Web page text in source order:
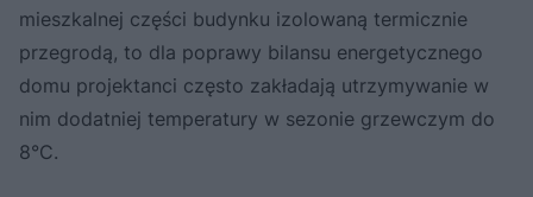
mieszkalnej części budynku izolowaną termicznie
przegrodą, to dla poprawy bilansu energetycznego
domu projektanci często zakładają utrzymywanie w
nim dodatniej temperatury w sezonie grzewczym do
8°C.